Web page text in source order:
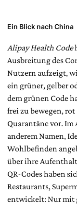
Ein Blick nach China
Alipay Health Code
Ausbreitung des
Nutzern aufzeigt,
ein grüner, gelber
dem grünen Code
frei zu bewegen,
Quarantäne vor. Im
anderem Namen,
Wohlbefinden
über ihre
QR-Codes haben
Restaurants,
entwickelt: Nur mit